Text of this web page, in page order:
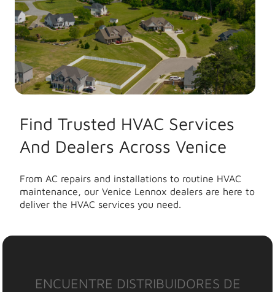
Find Trusted HVAC Services
And Dealers Across Venice
From AC repairs and installations to routine HVAC
maintenance, our Venice Lennox dealers are here to
deliver the HVAC services you need.
ENCUENTRE DISTRIBUIDORES DE